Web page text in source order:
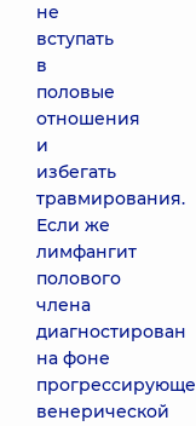
не
вступать
в
половые
отношения
и
избегать
травмирования.
Если же
лимфангит
полового
члена
диагностирован
на фоне
венерической